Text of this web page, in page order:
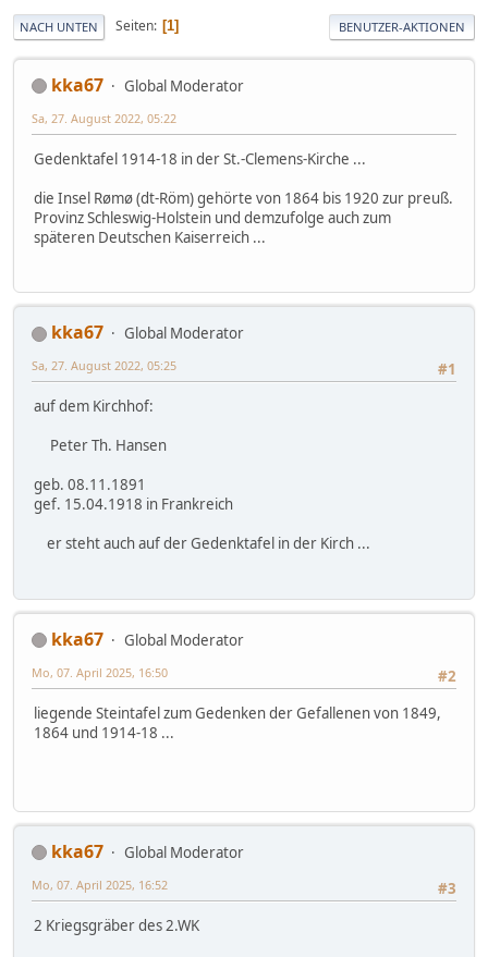
NACH UNTEN Seiten 1 BENUTZER-AKTIONEN
kka67 Global Moderator
Sa, 27. August 2022, 05:22
Gedenktafel 1914-18 in der St.-Clemens-Kirche ...
die Insel Rømø (dt-Röm) gehörte von 1864 bis 1920 zur preuß.
Provinz Schleswig-Holstein und demzufolge auch zum
späteren Deutschen Kaiserreich ...
kka67
Global Moderator
#1
Sa, 27. August 2022, 05:25
auf dem Kirchhof:
Peter Th. Hansen
geb. 08.11.1891
gef. 15.04.1918 in Frankreich
er steht auch auf der Gedenktafel in der Kirch ...
kka67
Global Moderator
#2
Mo, 07. April 2025, 16:50
liegende Steintafel zum Gedenken der Gefallenen von 1849,
1864 und 1914-18 ...
kka67
Global Moderator
#3
Mo, 07. April 2025, 16:52
2 Kriegsgräber des 2.WK